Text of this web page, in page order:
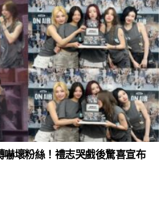
嚇壞粉絲！禮志哭戲後驚喜宣布